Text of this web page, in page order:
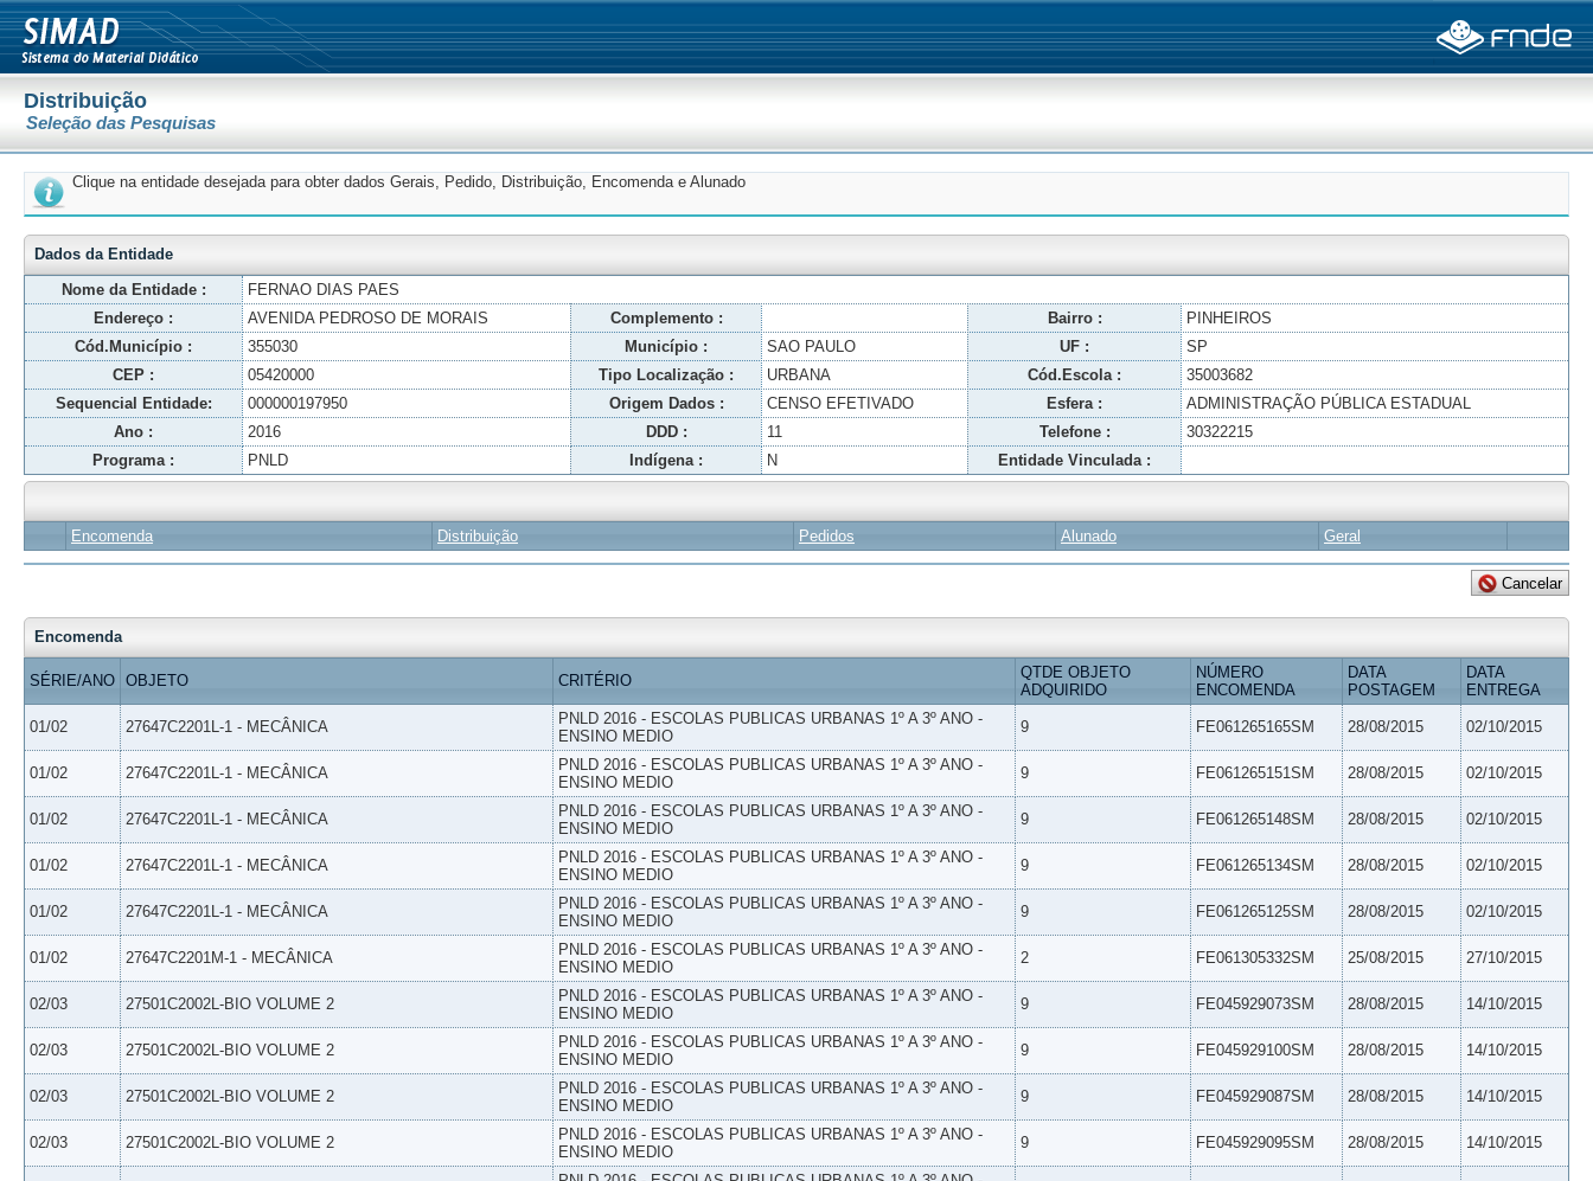
Distribuição
Seleção das Pesquisas
Clique na entidade desejada para obter dados Gerais, Pedido, Distribuição, Encomenda e Alunado
Dados da Entidade
Nome da Entidade :
FERNAO DIAS PAES
Endereço :
AVENIDA PEDROSO DE MORAIS Complemento : Bairro :
PINHEIROS
Cód.Município :
355030 Município : SAO PAULO UF :
SP
CEP :
05420000 Tipo Localização : URBANA Cód.Escola :
35003682
Sequencial Entidade:
000000197950 Origem Dados : CENSO EFETIVADO Esfera :
ADMINISTRAÇÃO PÚBLICA ESTADUAL
Ano :
2016 DDD : 11 Telefone :
30322215
Programa :
PNLD Indígena : N Entidade Vinculada :
Encomenda Distribuição Pedidos Alunado Geral
Encomenda
SÉRIE/ANO OBJETO CRITÉRIO
QTDE OBJETO
ADQUIRIDO
NÚMERO
ENCOMENDA
DATA
POSTAGEM
DATA
ENTREGA
01/02 27647C2201L-1 - MECÂNICA
PNLD 2016 - ESCOLAS PUBLICAS URBANAS 1º A 3º ANO -
ENSINO MEDIO
9 FE061265165SM 28/08/2015 02/10/2015
01/02 27647C2201L-1 - MECÂNICA
PNLD 2016 - ESCOLAS PUBLICAS URBANAS 1º A 3º ANO -
ENSINO MEDIO
9 FE061265151SM 28/08/2015 02/10/2015
01/02 27647C2201L-1 - MECÂNICA
PNLD 2016 - ESCOLAS PUBLICAS URBANAS 1º A 3º ANO -
ENSINO MEDIO
9 FE061265148SM 28/08/2015 02/10/2015
01/02 27647C2201L-1 - MECÂNICA
PNLD 2016 - ESCOLAS PUBLICAS URBANAS 1º A 3º ANO -
ENSINO MEDIO
9 FE061265134SM 28/08/2015 02/10/2015
01/02 27647C2201L-1 - MECÂNICA
PNLD 2016 - ESCOLAS PUBLICAS URBANAS 1º A 3º ANO -
ENSINO MEDIO
9 FE061265125SM 28/08/2015 02/10/2015
01/02 27647C2201M-1 - MECÂNICA
PNLD 2016 - ESCOLAS PUBLICAS URBANAS 1º A 3º ANO -
ENSINO MEDIO
2 FE061305332SM 25/08/2015 27/10/2015
02/03 27501C2002L-BIO VOLUME 2
PNLD 2016 - ESCOLAS PUBLICAS URBANAS 1º A 3º ANO -
ENSINO MEDIO
9 FE045929073SM 28/08/2015 14/10/2015
02/03 27501C2002L-BIO VOLUME 2
PNLD 2016 - ESCOLAS PUBLICAS URBANAS 1º A 3º ANO -
ENSINO MEDIO
9 FE045929100SM 28/08/2015 14/10/2015
02/03 27501C2002L-BIO VOLUME 2
PNLD 2016 - ESCOLAS PUBLICAS URBANAS 1º A 3º ANO -
ENSINO MEDIO
9 FE045929087SM 28/08/2015 14/10/2015
02/03 27501C2002L-BIO VOLUME 2
PNLD 2016 - ESCOLAS PUBLICAS URBANAS 1º A 3º ANO -
ENSINO MEDIO
9 FE045929095SM 28/08/2015 14/10/2015